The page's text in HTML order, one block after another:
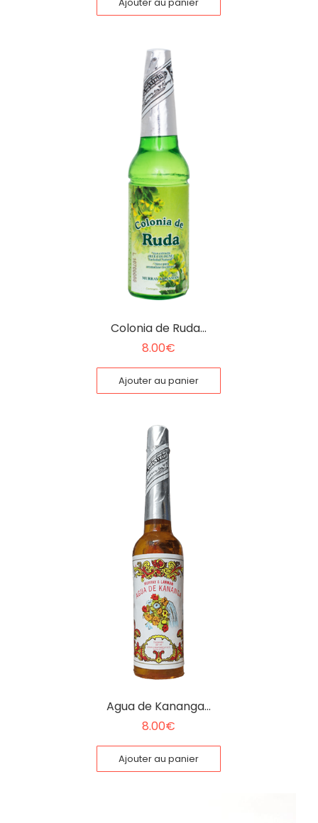
Colonia de Ruda…
8.00€
Ajouter au panier
Agua de Kananga…
8.00€
Ajouter au panier